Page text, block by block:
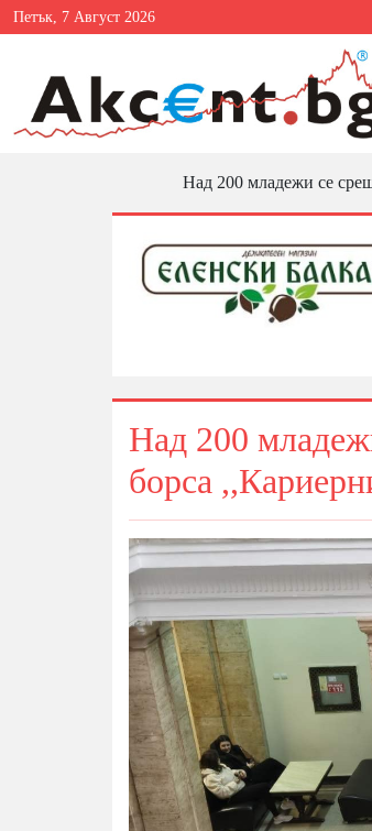
Петък, 7 Август 2026
Над 200 младежи се
Над 200
борса